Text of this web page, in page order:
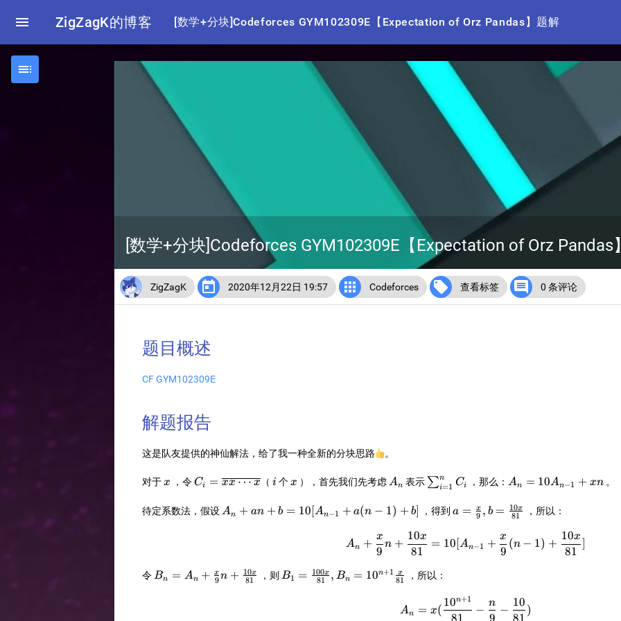
 ZigZagK的博客 [数学+分块]Codeforces GYM102309E【Expectation of Orz Pandas】题解
[数学+分块]Codeforces GYM102309E【Expectation of Orz Pandas
ZigZagK  2020年12月22日 19:57  Codeforces  查看标签  0 条评论
题目概述
CF GYM102309E
解题报告
这是队友提供的神仙解法，给了我一种全新的分块思路👍。
对于x
x ，令C_i=\overline{xx\cdots
Ci = xx⋯x（ i
i 个x
x ），首先我们先考虑 A_n
An 表示 \sum_{i=1}^{n}C_i
∑i=1
n Ci ，那么： A_n=10A_{n-
An = 10An−1 + xn。
待定系数法，假设A_n+an+b=10[A_{n-
An + an + b = 10 An−1 + a(n − 1) + b] ，得到a=
{x\over
9},b=
{10x\over
a = 9
x , b = 81
10x ，所以：
A_n+{x\over
An +
9
x
n +
81
10x
= 10 An−1 +
9
x
(n − 1) +
81
10x
令B_n=A_n+
Bn = An + 9
xn + 81
10x ，则 B_1={100x\over
81},B_n=10^{n+1}
B1 = 81
100x , Bn = 10n+1
81
x ，所以：
A_n=x({10^{n+1}\over
An = x(
81
10n+1
−
9
n
−
81
10
)
